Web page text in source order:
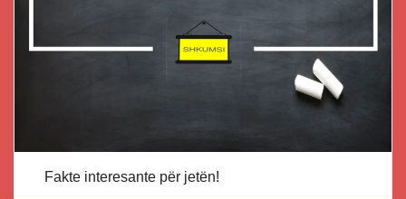
Fakte interesante për jetën!